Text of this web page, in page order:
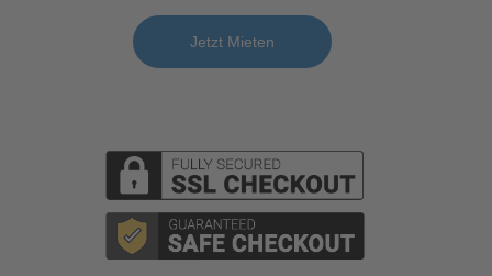
Jetzt Mieten